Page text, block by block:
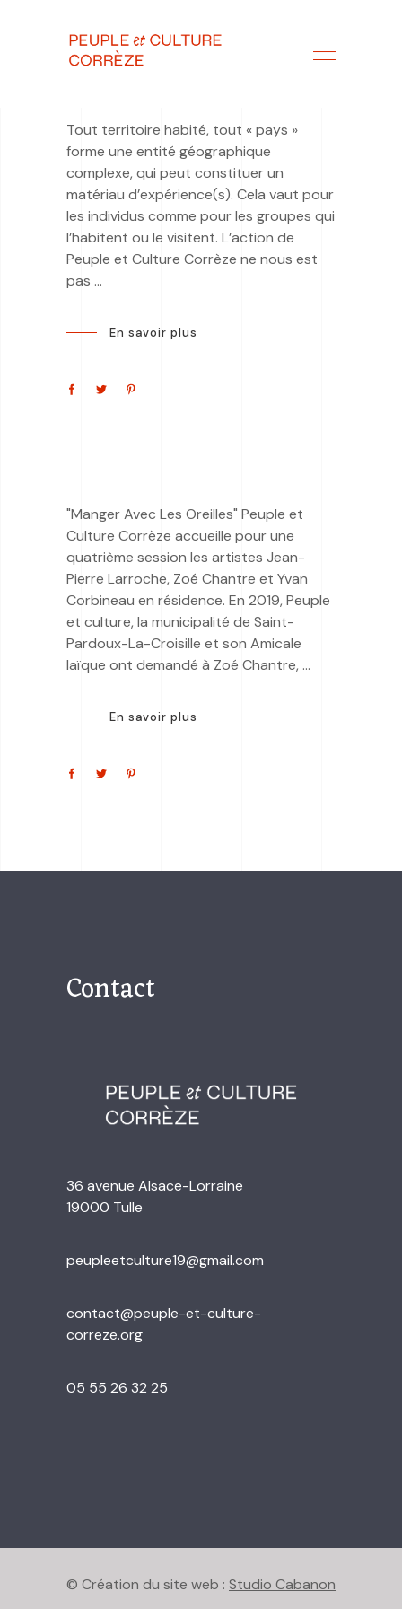
Tout territoire habité, tout « pays »
forme une entité géographique
complexe, qui peut constituer un
matériau d’expérience(s). Cela vaut pour
les individus comme pour les groupes qui
l’habitent ou le visitent. L’action de
Peuple et Culture Corrèze ne nous est
pas
En savoir plus
"Manger Avec Les Oreilles" Peuple et
Culture Corrèze accueille pour une
quatrième session les artistes Jean-
Pierre Larroche, Zoé Chantre et Yvan
Corbineau en résidence. En 2019, Peuple
et culture, la municipalité de Saint-
Pardoux-La-Croisille et son Amicale
laïque ont demandé à Zoé Chantre,
En savoir plus
Contact
36 avenue Alsace-Lorraine
19000 Tulle
peupleetculture19@gmail.com
contact@peuple-et-culture-
correze.org
05 55 26 32 25
© Création du site web : Studio Cabanon